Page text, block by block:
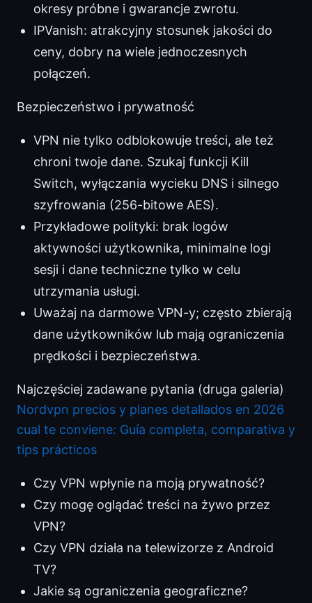
okresy próbne i gwarancje zwrotu.
IPVanish: atrakcyjny stosunek jakości do
ceny, dobry na wiele jednoczesnych
połączeń.
Bezpieczeństwo i prywatność
VPN nie tylko odblokowuje treści, ale też
chroni twoje dane. Szukaj funkcji Kill
Switch, wyłączania wycieku DNS i silnego
szyfrowania (256-bitowe AES).
Przykładowe polityki: brak logów
aktywności użytkownika, minimalne logi
sesji i dane techniczne tylko w celu
utrzymania usługi.
Uważaj na darmowe VPN-y; często zbierają
dane użytkowników lub mają ograniczenia
prędkości i bezpieczeństwa.
Najczęściej zadawane pytania (druga galeria)
Nordvpn precios y planes detallados en 2026
cual te conviene: Guía completa, comparativa y
tips prácticos
Czy VPN wpłynie na moją prywatność?
Czy mogę oglądać treści na żywo przez
VPN?
Czy VPN działa na telewizorze z Android
TV?
Jakie są ograniczenia geograficzne?